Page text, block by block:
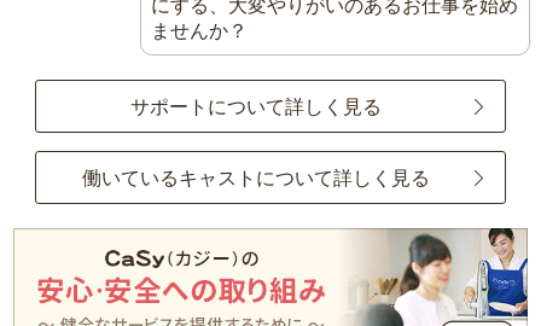
にする、大変やりがいのあるお仕事を始め
ませんか？
サポートについて詳しく見る
働いているキャストについて詳しく見る